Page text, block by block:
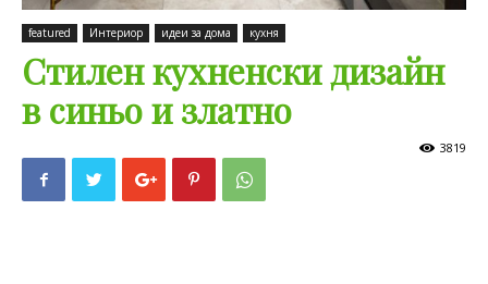
featured Интериор идеи за дома кухня
Стилен кухненски дизайн
в синьо и златно
3819